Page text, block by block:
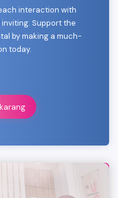
interaction with
Support the
by making a much-
today.